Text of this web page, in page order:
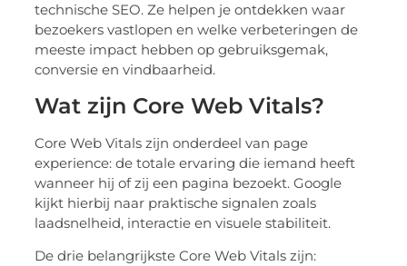
technische SEO. Ze helpen je ontdekken waar
bezoekers vastlopen en welke verbeteringen de
meeste impact hebben op gebruiksgemak,
conversie en vindbaarheid.
Wat zijn Core Web Vitals?
Core Web Vitals zijn onderdeel van page
experience: de totale ervaring die iemand heeft
wanneer hij of zij een pagina bezoekt. Google
kijkt hierbij naar praktische signalen zoals
laadsnelheid, interactie en visuele stabiliteit.
De drie belangrijkste Core Web Vitals zijn: